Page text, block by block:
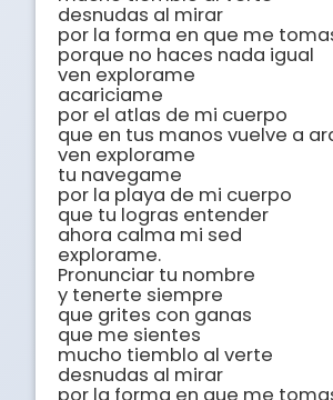
desnudas al mirar
por la forma en que me
porque no haces nada igual
ven explorame
acariciame
por el atlas de mi cuerpo
que en tus manos vuelve a
ven explorame
tu navegame
por la playa de mi cuerpo
que tu logras entender
ahora calma mi sed
explorame.
Pronunciar tu nombre
y tenerte siempre
que grites con ganas
que me sientes
mucho tiemblo al verte
desnudas al mirar